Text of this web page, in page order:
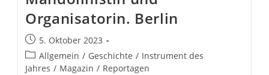
Organisatorin. Berlin
Beitrag
veröffentlicht:
5. Oktober 2023
Beitrags-
Kategorie:
Allgemein / Geschichte / Instrument des
Jahres / Magazin / Reportagen